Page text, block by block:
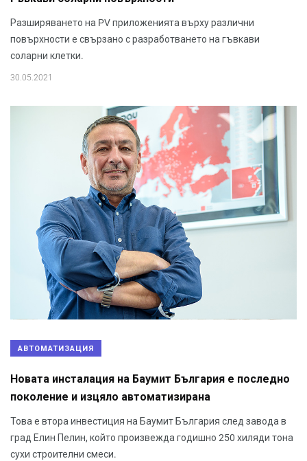
Разширяването на PV приложенията върху различни
повърхности е свързано с разработването на гъвкави
соларни клетки.
30.05.2021
АВТОМАТИЗАЦИЯ
Новата инсталация на Баумит България е последно
поколение и изцяло автоматизирана
Това е втора инвестиция на Баумит България след завода в
град Елин Пелин, който произвежда годишно 250 хиляди тона
сухи строителни смеси.